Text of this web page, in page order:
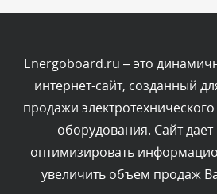
Комментарий проверяется
Текст комментария будет виден
администратором.
Комментарий проверяется
Energoboard.ru – это
интернет-сайт, созданный
продажи
оборудования. Сайт
оптимизировать
увеличить объем продаж